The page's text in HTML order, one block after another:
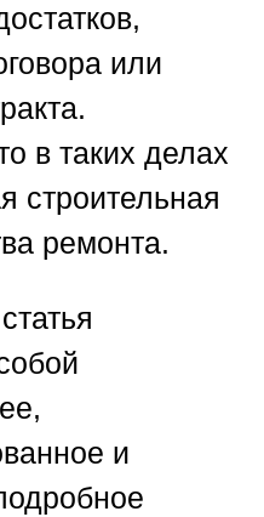
или
в таких делах
строительная
ремонта.
и